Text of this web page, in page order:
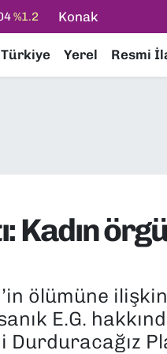
%0.17
%0.27
%0.35
Konak
Türkiye Yerel Resmi
Kadın
ölümüne
E.G.
Durduracağız